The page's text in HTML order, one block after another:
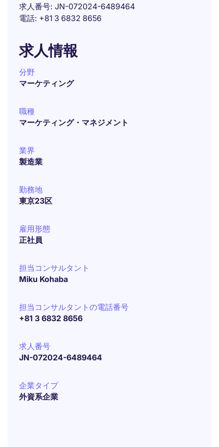
求人番号 JN-072024-6489464
電話 +81 3 6832 8656
求人情報
分野
マーケティング
職種
マーケティング・マネジメント
業界
製造業
勤務地
東京23区
雇用形態
正社員
担当コンサルタント
Miku Kohaba
担当コンサルタントの電話番号
+81 3 6832 8656
求人番号
JN-072024-6489464
企業タイプ
外資系企業